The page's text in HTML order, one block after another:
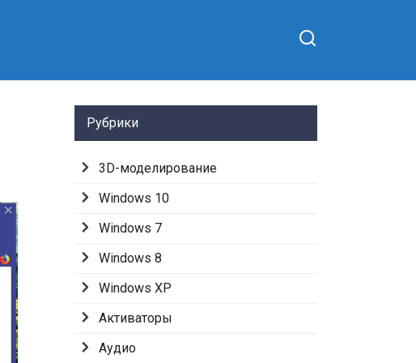
Рубрики
3D-моделирование
Windows 10
Windows 7
Windows 8
Windows XP
Активаторы
Аудио